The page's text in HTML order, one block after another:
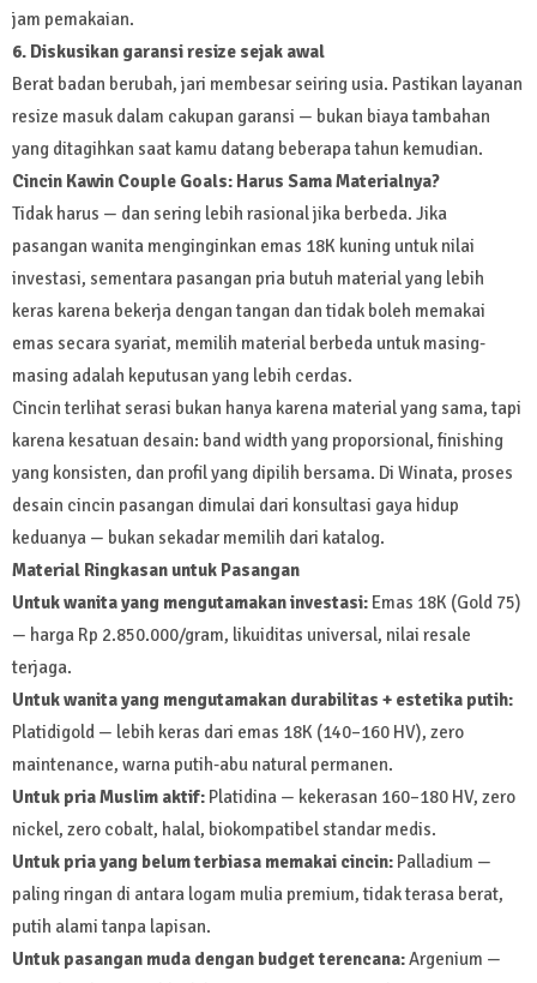
jam pemakaian.
6. Diskusikan garansi resize sejak awal
Berat badan berubah, jari membesar seiring usia. Pastikan layanan
resize masuk dalam cakupan garansi — bukan biaya tambahan
yang ditagihkan saat kamu datang beberapa tahun kemudian.
Cincin Kawin Couple Goals: Harus Sama Materialnya?
Tidak harus — dan sering lebih rasional jika berbeda. Jika
pasangan wanita menginginkan emas 18K kuning untuk nilai
investasi, sementara pasangan pria butuh material yang lebih
keras karena bekerja dengan tangan dan tidak boleh memakai
emas secara syariat, memilih material berbeda untuk masing-
masing adalah keputusan yang lebih cerdas.
Cincin terlihat serasi bukan hanya karena material yang sama, tapi
karena kesatuan desain: band width yang proporsional, finishing
yang konsisten, dan profil yang dipilih bersama. Di Winata, proses
desain cincin pasangan dimulai dari konsultasi gaya hidup
keduanya — bukan sekadar memilih dari katalog.
Material Ringkasan untuk Pasangan
Untuk wanita yang mengutamakan investasi: Emas 18K (Gold 75)
— harga Rp 2.850.000/gram, likuiditas universal, nilai resale
terjaga.
Untuk wanita yang mengutamakan durabilitas + estetika putih:
Platidigold — lebih keras dari emas 18K (140–160 HV), zero
maintenance, warna putih-abu natural permanen.
Untuk pria Muslim aktif: Platidina — kekerasan 160–180 HV, zero
nickel, zero cobalt, halal, biokompatibel standar medis.
Untuk pria yang belum terbiasa memakai cincin: Palladium —
paling ringan di antara logam mulia premium, tidak terasa berat,
putih alami tanpa lapisan.
Untuk pasangan muda dengan budget terencana:Argenium —